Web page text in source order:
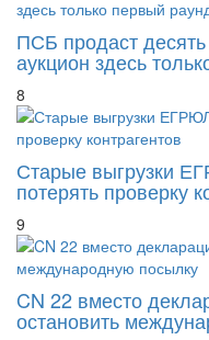
ПСБ продаст
аукцион здесь
8
Старые выгрузки
потерять проверку
9
CN 22 вместо
остановить